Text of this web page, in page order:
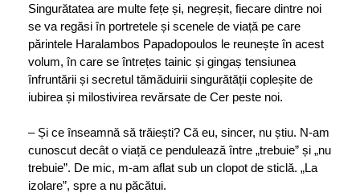
Singurătatea are multe fețe și, negreșit, fiecare dintre noi
se va regăsi în portretele și scenele de viață pe care
părintele Haralambos Papadopoulos le reunește în acest
volum, în care se întrețes tainic și gingaș tensiunea
înfruntării și secretul tămăduirii singurătății copleșite de
iubirea și milostivirea revărsate de Cer peste noi.
– Și ce înseamnă să trăiești? Că eu, sincer, nu știu. N‑am
cunoscut decât o viață ce pendulează între „trebuie” și „nu
trebuie”. De mic, m-am aflat sub un clopot de sticlă. „La
izolare”, spre a nu păcătui.